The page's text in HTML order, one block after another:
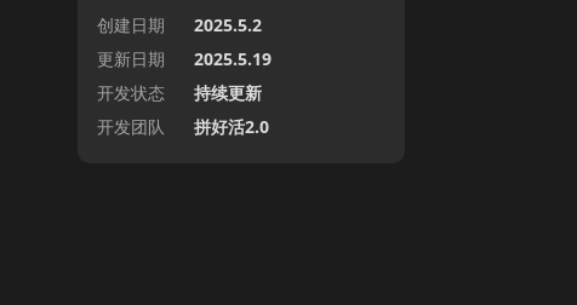
创建日期
2025.5.2
更新日期
2025.5.19
开发状态
持续更新
开发团队
拼好活2.0